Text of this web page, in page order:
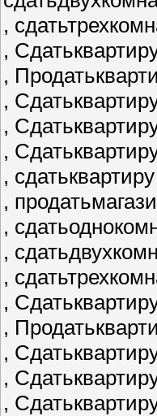
,
,
,
,
,
,
,
,
,
,
,
,
,
,
,
,